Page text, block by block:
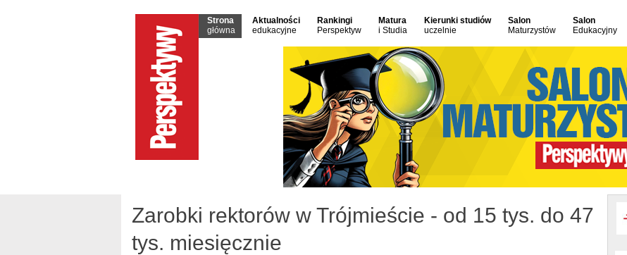
Strona
główna
Aktualności
edukacyjne
Rankingi
Perspektyw
Matura
i Studia
Kierunki studiów
uczelnie
Salon
Maturzystów
Salon
Edukacyjny
Zarobki rektorów w Trójmieście - od 15 tys. do 47
tys. miesięcznie